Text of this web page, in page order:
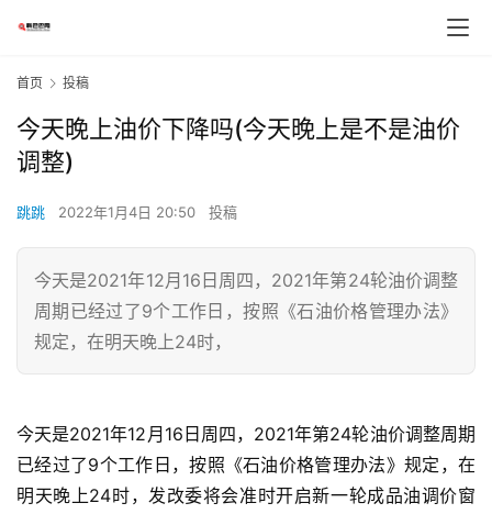
首页 投稿
今天晚上油价下降吗(今天晚上是不是油价
调整)
跳跳 2022年1月4日 20:50 投稿
今天是2021年12月16日周四，2021年第24轮油价调整
周期已经过了9个工作日，按照《石油价格管理办法》
规定，在明天晚上24时，
今天是2021年12月16日周四，2021年第24轮油价调整周期
已经过了9个工作日，按照《石油价格管理办法》规定，在
明天晚上24时，发改委将会准时开启新一轮成品油调价窗